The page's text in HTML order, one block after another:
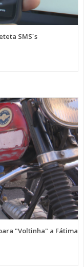
SMS´s
"Voltinha" a Fátima